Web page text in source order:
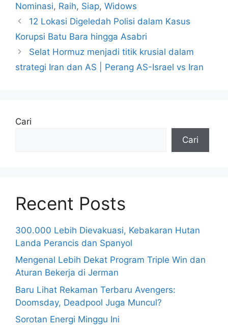
Nominasi, Raih, Siap, Widows
12 Lokasi Digeledah Polisi dalam Kasus
Korupsi Batu Bara hingga Asabri
Selat Hormuz menjadi titik krusial dalam
strategi Iran dan AS | Perang AS-Israel vs Iran
Cari
Cari
Recent Posts
300.000 Lebih Dievakuasi, Kebakaran Hutan
Landa Perancis dan Spanyol
Mengenal Lebih Dekat Program Triple Win dan
Aturan Bekerja di Jerman
Baru Lihat Rekaman Terbaru Avengers:
Doomsday, Deadpool Juga Muncul?
Sorotan Energi Minggu Ini